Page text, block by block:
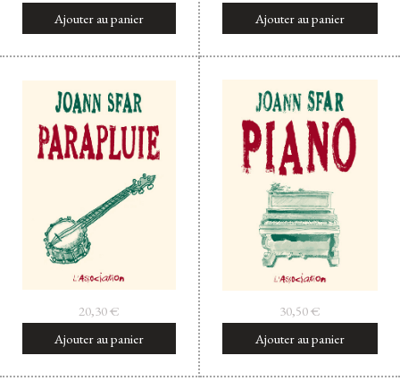
Ajouter au panier
Ajouter au panier
20,30€
Ajouter au panier
30,50€
Ajouter au panier